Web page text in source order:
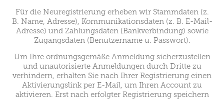
Für die Neuregistrierung erheben wir Stammdaten (z.
B. Name, Adresse), Kommunikationsdaten (z. B. E-Mail-
Adresse) und Zahlungsdaten (Bankverbindung) sowie
Zugangsdaten (Benutzername u. Passwort).
Um Ihre ordnungsgemäße Anmeldung sicherzustellen
und unautorisierte Anmeldungen durch Dritte zu
verhindern, erhalten Sie nach Ihrer Registrierung einen
Aktivierungslink per E-Mail, um Ihren Account zu
aktivieren. Erst nach erfolgter Registrierung speichern